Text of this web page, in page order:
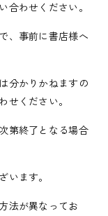
合わせください。
、事前に書店様へ
分かりかねますの
せください。
第終了となる場合
います。
法が異なってお